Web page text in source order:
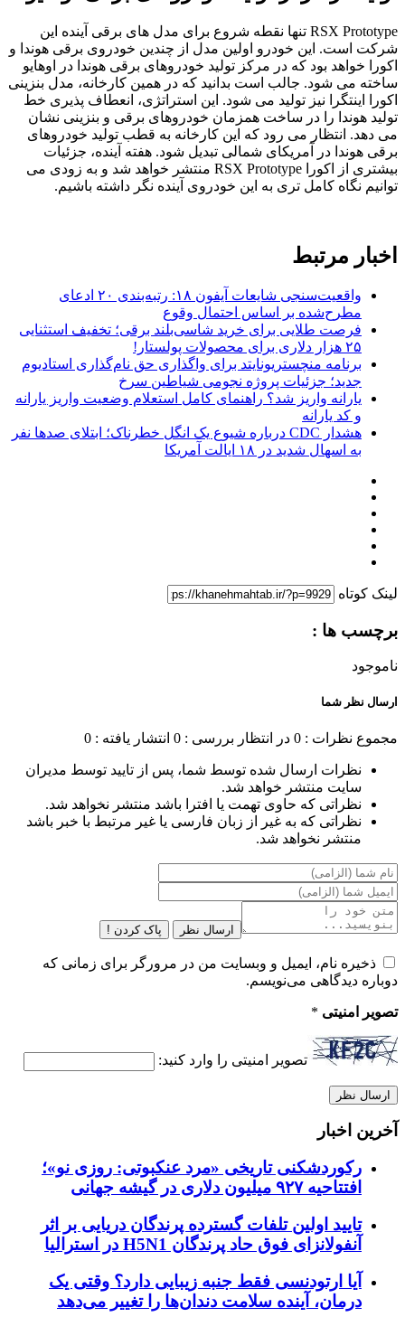
RSX Prototype تنها نقطه شروع برای مدل های برقی آینده این
شرکت است. این خودرو اولین مدل از چندین خودروی برقی هوندا و
اکورا خواهد بود که در مرکز تولید خودروهای برقی هوندا در اوهایو
ساخته می شود. جالب است بدانید که در همین کارخانه، مدل بنزینی
اکورا اینتگرا نیز تولید می شود. این استراتژی، انعطاف پذیری خط
تولید هوندا را در ساخت همزمان خودروهای برقی و بنزینی نشان
می دهد. انتظار می رود که این کارخانه به قطب تولید خودروهای
برقی هوندا در آمریکای شمالی تبدیل شود. هفته آینده، جزئیات
بیشتری از اکورا RSX Prototype منتشر خواهد شد و به زودی می
توانیم نگاه کامل تری به این خودروی آینده نگر داشته باشیم.
اخبار مرتبط
واقعیت‌سنجی شایعات آیفون ۱۸: رتبه‌بندی ۲۰ ادعای
مطرح‌شده بر اساس احتمال وقوع
فرصت طلایی برای خرید شاسی‌بلند برقی؛ تخفیف استثنایی
۲۵ هزار دلاری برای محصولات پولستار!
برنامه منچستریونایتد برای واگذاری حق نام‌گذاری استادیوم
جدید؛ جزئیات پروژه نجومی شیاطین سرخ
یارانه واریز شد؟ راهنمای کامل استعلام وضعیت واریز یارانه
و کد یارانه
هشدار CDC درباره شیوع یک انگل خطرناک؛ ابتلای صدها نفر
به اسهال شدید در ۱۸ ایالت آمریکا
لینک کوتاه
برچسب ها :
ناموجود
ارسال نظر شما
مجموع نظرات : 0 در انتظار بررسی : 0 انتشار یافته : 0
نظرات ارسال شده توسط شما، پس از تایید توسط مدیران
سایت منتشر خواهد شد.
نظراتی که حاوی تهمت یا افترا باشد منتشر نخواهد شد.
نظراتی که به غیر از زبان فارسی یا غیر مرتبط با خبر باشد
منتشر نخواهد شد.
ارسال نظر پاک کردن !
ذخیره نام، ایمیل و وبسایت من در مرورگر برای زمانی که
دوباره دیدگاهی می‌نویسم.
تصویر امنیتی *
تصویر امنیتی را وارد کنید:
آخرین اخبار
رکوردشکنی تاریخی «مرد عنکبوتی: روزی نو»؛
افتتاحیه ۹۲۷ میلیون دلاری در گیشه جهانی
تایید اولین تلفات گسترده پرندگان دریایی بر اثر
آنفولانزای فوق حاد پرندگان H5N1 در استرالیا
آیا ارتودنسی فقط جنبه زیبایی دارد؟ وقتی یک
درمان، آینده سلامت دندان‌ها را تغییر می‌دهد